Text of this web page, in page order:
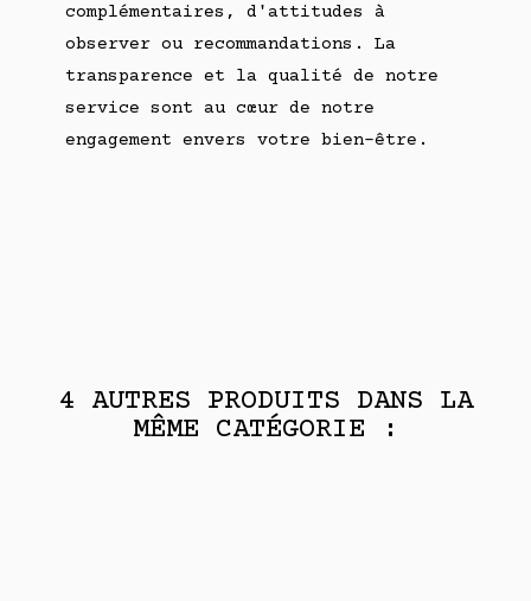
complémentaires, d'attitudes à
observer ou recommandations. La
transparence et la qualité de notre
service sont au cœur de notre
engagement envers votre bien-être.
4 AUTRES PRODUITS DANS LA
MÊME CATÉGORIE :